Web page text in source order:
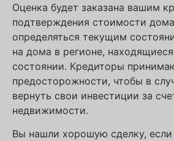
Оценка будет заказана вашим
подтверждения стоимости
определяться текущим
на дома в регионе,
состоянии. Кредиторы
предосторожности, чтобы в
вернуть свои инвестиции за
недвижимости.
Вы нашли хорошую сделку, если